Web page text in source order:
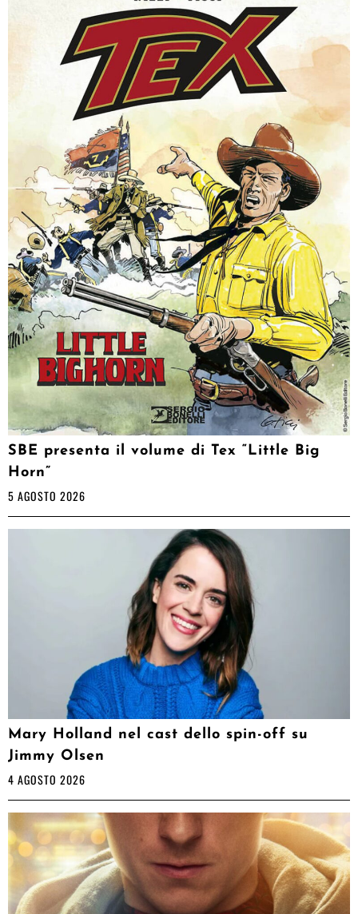
SBE presenta il volume di Tex “Little Big
Horn”
5 AGOSTO 2026
Mary Holland nel cast dello spin-off su
Jimmy Olsen
4 AGOSTO 2026